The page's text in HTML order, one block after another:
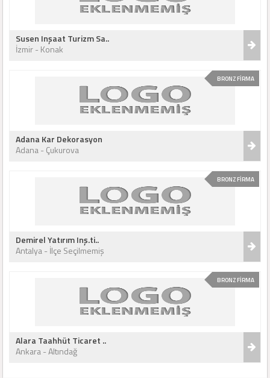
Susen Inşaat Turizm Sa..
İzmir - Konak
BRONZ FİRMA
Adana Kar Dekorasyon
Adana - Çukurova
BRONZ FİRMA
Demirel Yatırım Inş.ti..
Antalya - İlçe Seçilmemiş
BRONZ FİRMA
Alara Taahhüt Ticaret ..
Ankara - Altındağ